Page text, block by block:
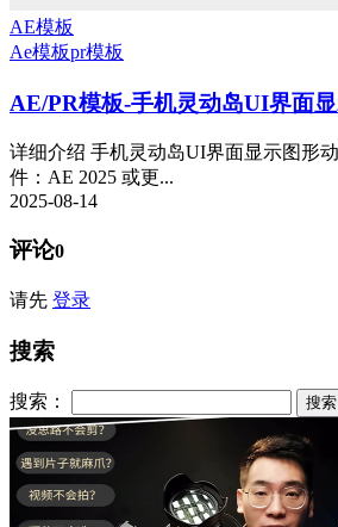
AE模板
Ae模板pr模板
AE/PR模板-手机灵动岛UI界面
详细介绍 手机灵动岛UI界面显示图形
件：AE 2025 或更...
2025-08-14
评论0
请先 登录
搜索
搜索：